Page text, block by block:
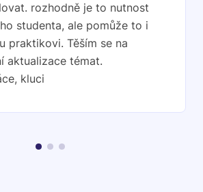
rozhodně je to nutnost
studenta, ale pomůže to i
praktikovi. Těším se na
aktualizace témat.
kluci